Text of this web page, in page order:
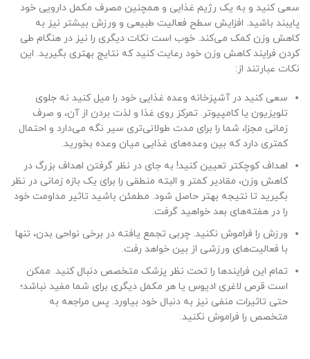
سعی کنید و به یک رژیم غذایی و همچنین مصرف مکمل دارویی خود
پایبند باشید. افزایش سطح فعالیت طبیعی و ورزش بیشتر نیز به
کاهش وزن کمک می‌کند. خوب است نکات دیگری را نیز در هنگام طی
کردن فرایند کاهش وزن خود رعایت کنید که نتایج بهتری بگیرید. این
نکات عبارتند از:
سعی کنید در آشپزخانه وعده غذایی خود را میل کنید نه جلوی
تلویزیون یا کامپیوتر. تمرکز روی غذا و لذت بردن از آن، و صرف
زمانی مجزا، شما را برای مدت طولانی‌تری سیر نگه می‌دارد و احتمال
کمتری دارد که بین وعده‌های غذایی میان وعده بخورید.
اهداف کوچکتر تعیین کنید! به جای در نظر گرفتن اهداف بزرگ در
کاهش وزن، مقادیر کمتر و البته منطقی را برای یک بازه زمانی در نظر
بگیرید تا نتیجه بهتر حاصل شود. مطمئن باشید تاثیر مداومت خود
را در هفته‌های بعد خواهید گرفت.
ورزش را فراموش نکنید. چربی تجمع یافته در برخی نواحی بدن، تنها
با فعالیت‌های ورزشی از بین خواهد رفت.
تمام این فرایندها را تحت نظر پزشک متخصص دنبال کنید. ممکن
است قرص لاغری ادیوس یا هر مکمل دیگری برای شما مفید نباشد؛
حتی تاثیرات منفی نیز به دنبال خود بیاورد. پس مراجعه به
متخصص را فراموش نکنید.